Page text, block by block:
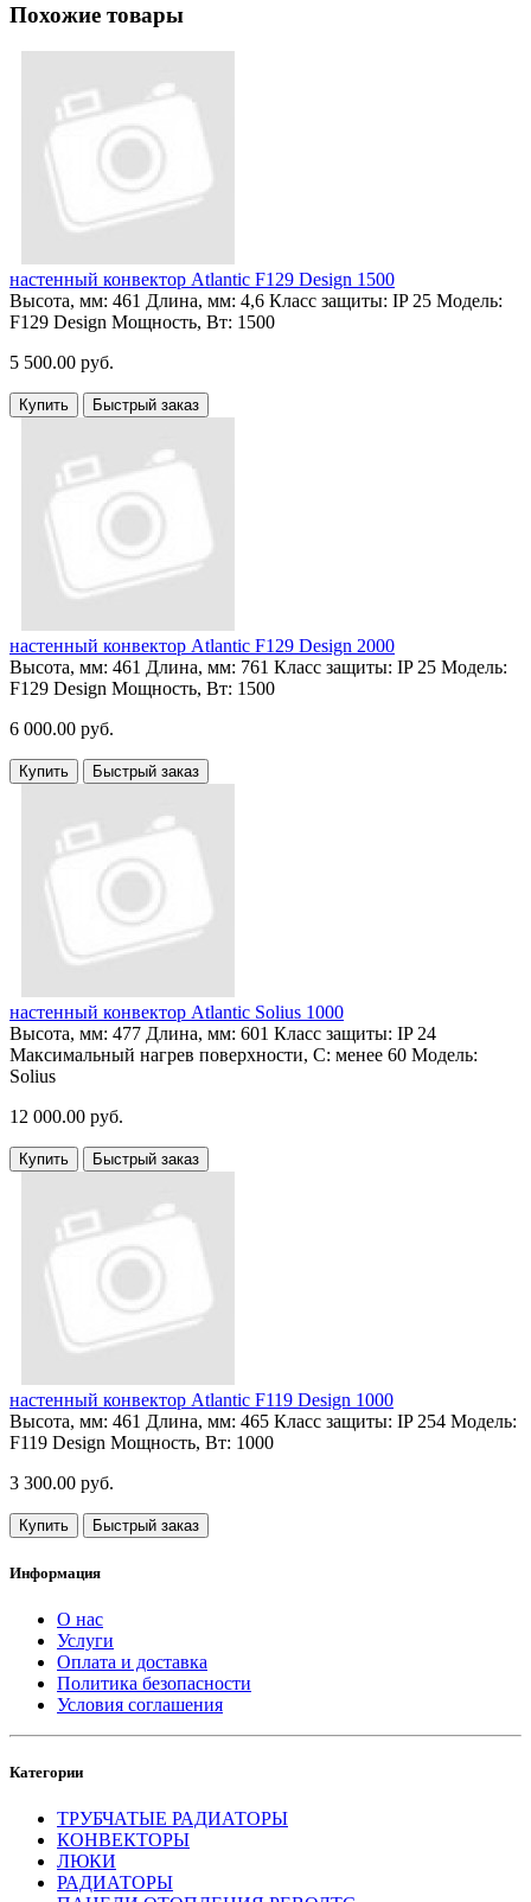
Похожие товары
настенный конвектор Atlantic F129 Design 1500
Высота, мм: 461 Длина, мм: 4,6 Класс защиты: IP 25 Модель:
F129 Design Мощность, Вт: 1500
5 500.00 руб.
Купить Быстрый заказ
настенный конвектор Atlantic F129 Design 2000
Высота, мм: 461 Длина, мм: 761 Класс защиты: IP 25 Модель:
F129 Design Мощность, Вт: 1500
6 000.00 руб.
Купить Быстрый заказ
настенный конвектор Atlantic Solius 1000
Высота, мм: 477 Длина, мм: 601 Класс защиты: IP 24
Максимальный нагрев поверхности, С: менее 60 Модель:
Solius
12 000.00 руб.
Купить Быстрый заказ
настенный конвектор Atlantic F119 Design 1000
Высота, мм: 461 Длина, мм: 465 Класс защиты: IP 254 Модель:
F119 Design Мощность, Вт: 1000
3 300.00 руб.
Купить Быстрый заказ
Информация
О нас
Услуги
Оплата и доставка
Политика безопасности
Условия соглашения
Категории
ТРУБЧАТЫЕ РАДИАТОРЫ
КОНВЕКТОРЫ
ЛЮКИ
РАДИАТОРЫ